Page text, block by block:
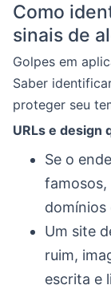
Como
sinais de
Golpes em
Saber
proteger seu
URLs e design
Se o
famosos,
domínios
Um site
ruim,
escrita e